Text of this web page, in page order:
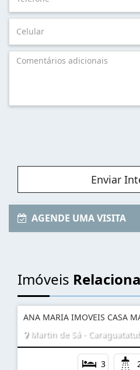
Enviar
AGENDE UMA VISITA
Imóveis
ANA MARIA IMOVEIS CASA
Martin de Sá -
3